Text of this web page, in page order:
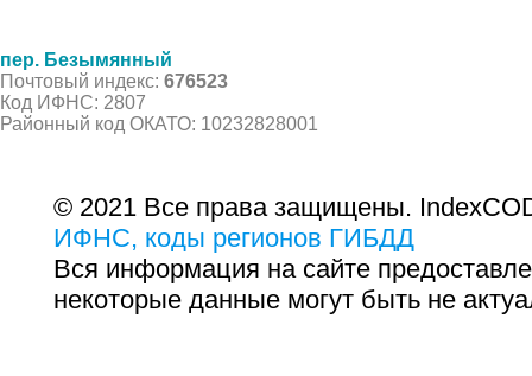
пер. Безымянный
Почтовый индекс: 676523
Код ИФНС: 2807
Районный код ОКАТО: 10232828001
© 2021 Все права защищены.
ИФНС, коды регионов ГИБДД
Вся информация на сайте
некоторые данные могут быть не